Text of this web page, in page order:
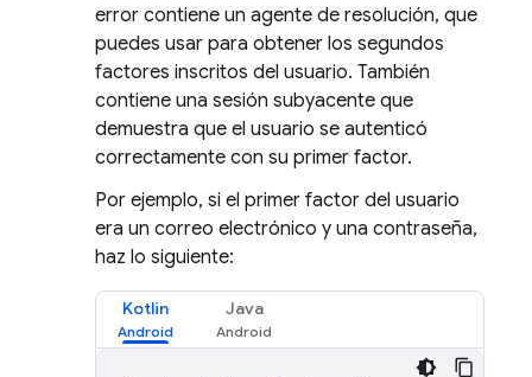
error contiene un agente de resolución, que
puedes usar para obtener los segundos
factores inscritos del usuario. También
contiene una sesión subyacente que
demuestra que el usuario se autenticó
correctamente con su primer factor.
Por ejemplo, si el primer factor del usuario
era un correo electrónico y una contraseña,
haz lo siguiente:
Kotlin Java